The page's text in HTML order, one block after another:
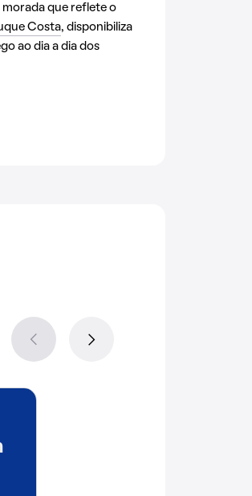
que reflete o
Costa, disponibiliza
ao dia a dia dos